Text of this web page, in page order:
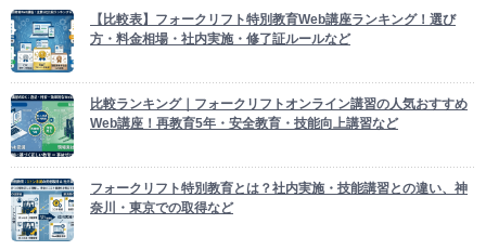
【比較表】フォークリフト特別教育Web講座ランキング！選び
方・料金相場・社内実施・修了証ルールなど
比較ランキング｜フォークリフトオンライン講習の人気おすすめ
Web講座！再教育5年・安全教育・技能向上講習など
フォークリフト特別教育とは？社内実施・技能講習との違い、神
奈川・東京での取得など